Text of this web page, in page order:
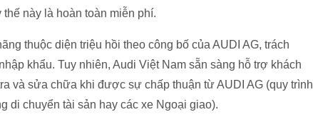
này là hoàn toàn miễn phí.
thuộc diện triệu hồi theo công bố của AUDI AG, trách
khẩu. Tuy nhiên, Audi Việt Nam sẵn sàng hỗ trợ khách
và sửa chữa khi được sự chấp thuận từ AUDI AG (quy trình
di chuyển tài sản hay các xe Ngoại giao).